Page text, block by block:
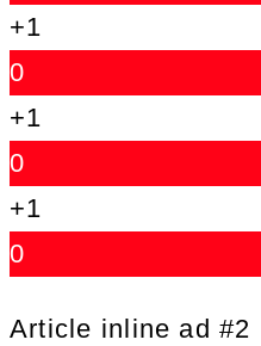
+1
0
+1
0
+1
0
Article inline ad #2